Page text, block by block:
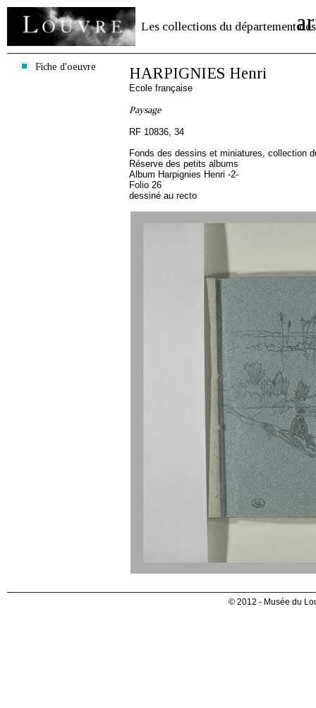
Les collections du département des
Fiche d'oeuvre HARPIGNIES Henri
Ecole française
Paysage
RF 10836, 34
Fonds des dessins et miniatures, collection
Réserve des petits albums
Album Harpignies Henri -2-
Folio 26
dessiné au recto
© 2012 - Musée du